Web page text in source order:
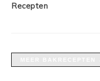
Recepten